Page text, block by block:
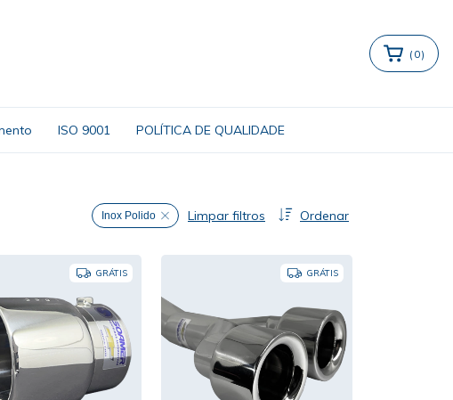
( 0)
ISO 9001 POLÍTICA DE QUALIDADE
Inox Polido Limpar filtros Ordenar
GRÁTIS GRÁTIS